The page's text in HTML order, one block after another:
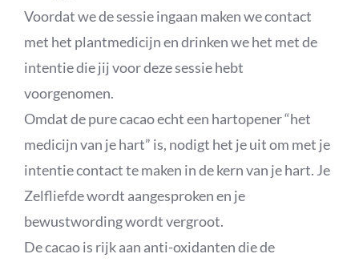
Voordat we de sessie ingaan maken we contact
met het plantmedicijn en drinken we het met de
intentie die jij voor deze sessie hebt
voorgenomen.
Omdat de pure cacao echt een hartopener “het
medicijn van je hart” is, nodigt het je uit om met je
intentie contact te maken in de kern van je hart. Je
Zelfliefde wordt aangesproken en je
bewustwording wordt vergroot.
De cacao is rijk aan anti-oxidanten die de